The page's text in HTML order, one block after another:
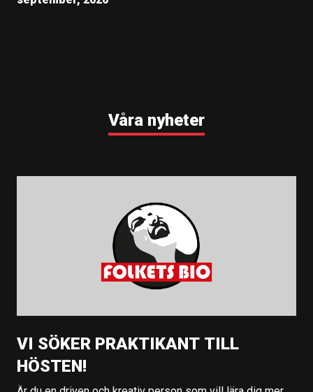
Våra nyheter
VI SÖKER PRAKTIKANT TILL
HÖSTEN!